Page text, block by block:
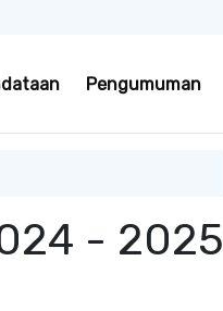
Pengumuman
- 2025